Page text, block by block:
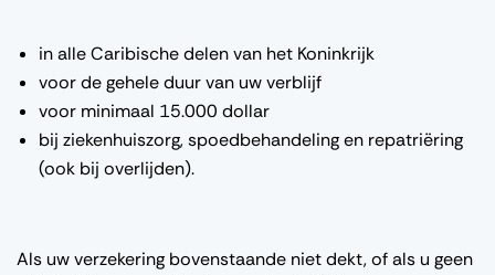
in alle Caribische delen van het Koninkrijk
voor de gehele duur van uw verblijf
voor minimaal 15.000 dollar
bij ziekenhuiszorg, spoedbehandeling en repatriëring
(ook bij overlijden).
Als uw verzekering bovenstaande niet dekt, of als u geen